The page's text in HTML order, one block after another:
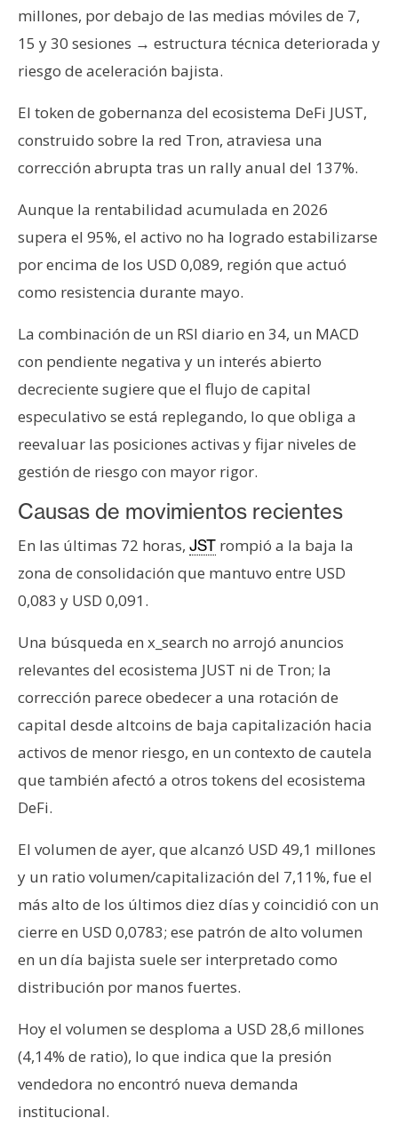
e
c
u
r
s
s
o
a
c
t
o
P
b
l
i
i
d
d
millones, por debajo de las medias móviles de 7,
15 y 30 sesiones → estructura técnica deteriorada y
riesgo de aceleración bajista.
El token de gobernanza del ecosistema DeFi JUST,
construido sobre la red Tron, atraviesa una
corrección abrupta tras un rally anual del 137%.
Aunque la rentabilidad acumulada en 2026
supera el 95%, el activo no ha logrado estabilizarse
por encima de los USD 0,089, región que actuó
como resistencia durante mayo.
La combinación de un RSI diario en 34, un MACD
con pendiente negativa y un interés abierto
decreciente sugiere que el flujo de capital
especulativo se está replegando, lo que obliga a
reevaluar las posiciones activas y fijar niveles de
gestión de riesgo con mayor rigor.
Causas de movimientos recientes
En las últimas 72 horas, JST rompió a la baja la
zona de consolidación que mantuvo entre USD
0,083 y USD 0,091.
Una búsqueda en x_search no arrojó anuncios
relevantes del ecosistema JUST ni de Tron; la
corrección parece obedecer a una rotación de
capital desde altcoins de baja capitalización hacia
activos de menor riesgo, en un contexto de cautela
que también afectó a otros tokens del ecosistema
DeFi.
El volumen de ayer, que alcanzó USD 49,1 millones
y un ratio volumen/capitalización del 7,11%, fue el
más alto de los últimos diez días y coincidió con un
cierre en USD 0,0783; ese patrón de alto volumen
en un día bajista suele ser interpretado como
distribución por manos fuertes.
Hoy el volumen se desploma a USD 28,6 millones
(4,14% de ratio), lo que indica que la presión
vendedora no encontró nueva demanda
institucional.